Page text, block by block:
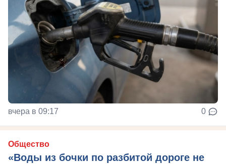
вчера в 09:17 0
Общество
«Воды из бочки по разбитой дороге не